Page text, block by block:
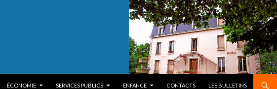
ÉCONOMIE SERVICES PUBLICS ENFANCE CONTACTS LES BULLETINS